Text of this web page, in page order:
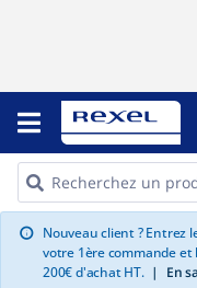
info Nouveau client ? Entrez
votre 1ère commande et
200€ d'achat HT. | En